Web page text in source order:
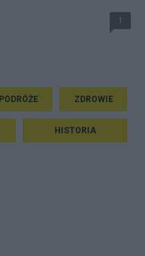
1
PODRÓŻE ZDROWIE
HISTORIA